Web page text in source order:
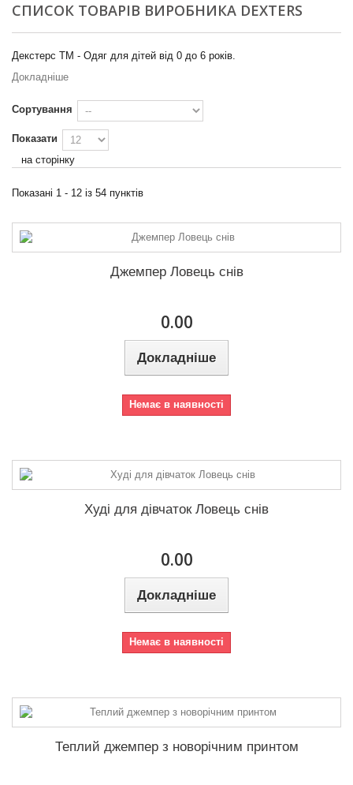
74 13
80 11
86 28
92 6
98 35
104 1
110 32
Колір
СПИСОК ТОВАРІВ ВИРОБНИКА DEXTERS
Декстерс ТМ - Одяг для дітей від 0 до 6 років.
Докладніше
Сортування
Показати
на сторінку
Показані 1 - 12 із 54 пунктів
Джемпер Ловець снів
0.00
Докладніше
Немає в наявності
Худі для дівчаток Ловець снів
0.00
Докладніше
Немає в наявності
Теплий джемпер з новорічним принтом